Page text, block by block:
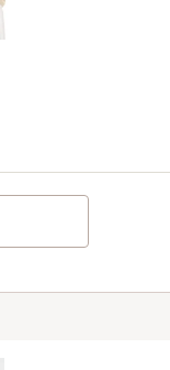
大丈夫だと思って借りた
た。 でも着られたの